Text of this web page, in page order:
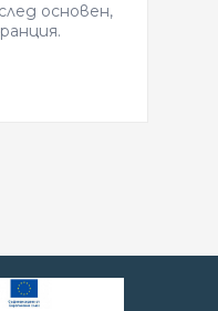
основен,